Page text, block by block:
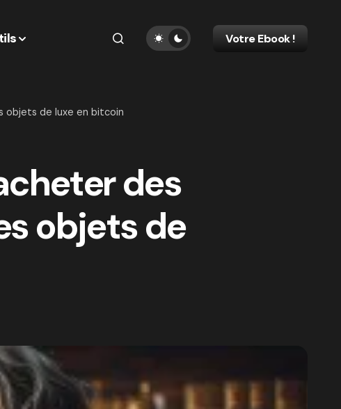
Votre Ebook !
objets de luxe en bitcoin
des
objets de